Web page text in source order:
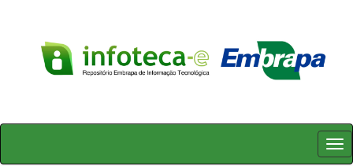
Skip